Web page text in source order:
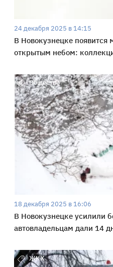
24 декабря 2025 в 14:15
В Новокузнецке
открытым небом:
Общество
18 декабря 2025 в 16:06
В Новокузнецке усилили
автовладельцам дали 14
ЖКХ